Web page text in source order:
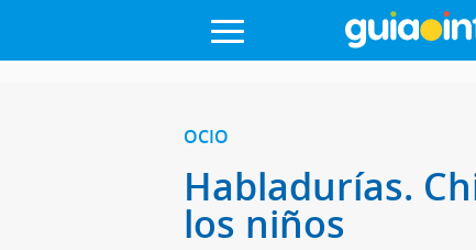
OCIO
Habladurías.
los niños